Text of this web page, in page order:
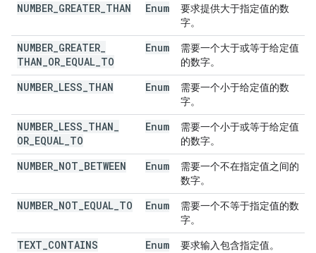
NUMBER GREATER THAN Enum
要求提供大于指定值的数
字。
NUMBER GREATER
THAN OR EQUAL TO
Enum
需要一个大于或等于给定值
的数字。
NUMBER LESS THAN Enum
需要一个小于给定值的数
字。
NUMBER LESS THAN
OR EQUAL TO
Enum
需要一个小于或等于给定值
的数字。
NUMBER NOT BETWEEN Enum
需要一个不在指定值之间的
数字。
NUMBER NOT EQUAL TO Enum
需要一个不等于指定值的数
字。
TEXT CONTAINS Enum 要求输入包含指定值。